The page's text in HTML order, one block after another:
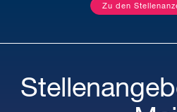
Zu den